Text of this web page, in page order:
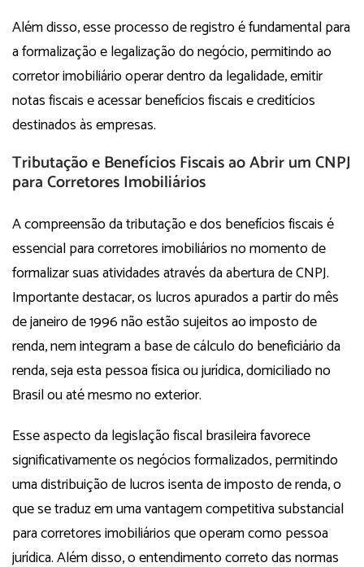
Além disso, esse processo de registro é fundamental para
a formalização e legalização do negócio, permitindo ao
corretor imobiliário operar dentro da legalidade, emitir
notas fiscais e acessar benefícios fiscais e creditícios
destinados às empresas.
Tributação e Benefícios Fiscais ao Abrir um CNPJ
para Corretores Imobiliários
A compreensão da tributação e dos benefícios fiscais é
essencial para corretores imobiliários no momento de
formalizar suas atividades através da abertura de CNPJ.
Importante destacar, os lucros apurados a partir do mês
de janeiro de 1996 não estão sujeitos ao imposto de
renda, nem integram a base de cálculo do beneficiário da
renda, seja esta pessoa física ou jurídica, domiciliado no
Brasil ou até mesmo no exterior​​.
Esse aspecto da legislação fiscal brasileira favorece
significativamente os negócios formalizados, permitindo
uma distribuição de lucros isenta de imposto de renda, o
que se traduz em uma vantagem competitiva substancial
para corretores imobiliários que operam como pessoa
jurídica. Além disso, o entendimento correto das normas